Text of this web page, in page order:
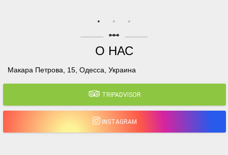
linear_scale
О НАС
Макара Петрова, 15, Одесса, Украина
TRIPADVISOR
INSTAGRAM